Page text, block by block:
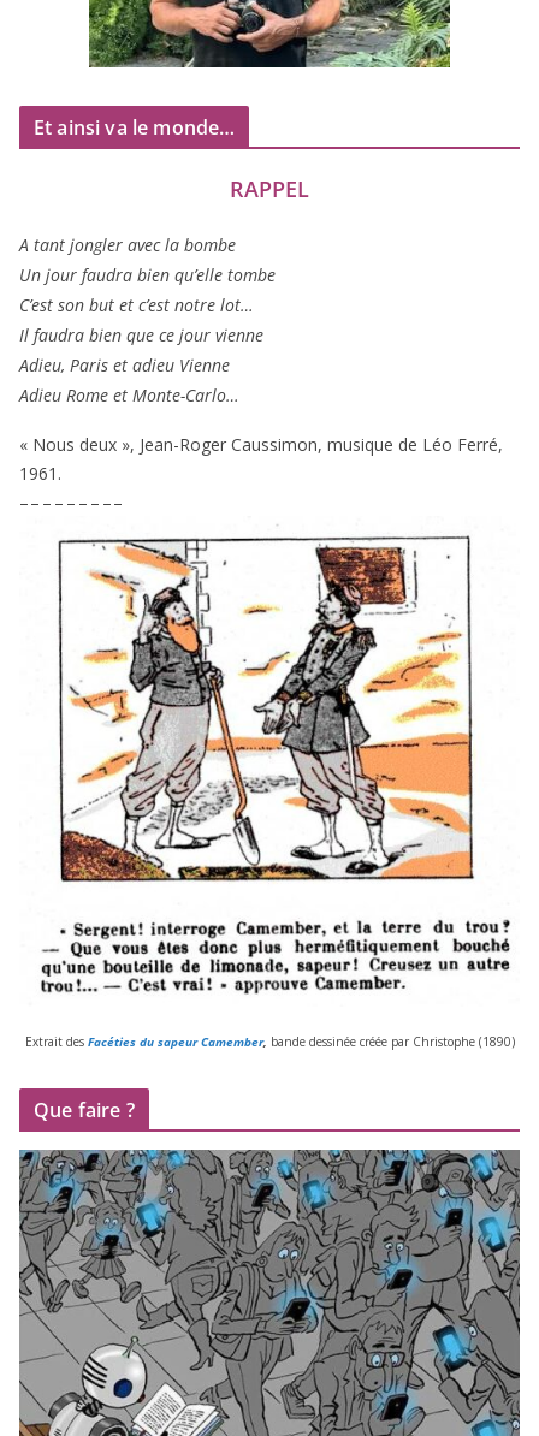
Et ainsi va le monde…
RAPPEL
A tant jon­gler avec la bombe
Un jour fau­dra bien qu’elle tombe
C’est son but et c’est notre lot…
Il fau­dra bien que ce jour vienne
Adieu, Paris et adieu Vienne
Adieu Rome et Monte-Carlo…
« Nous deux », Jean-Roger Caussimon, musique de Léo Ferré,
1961 .
– – – – – – – – –
Extrait desFacéties du sapeur Camember, bande des­si­née créée par Christophe (1890)
Que faire ?